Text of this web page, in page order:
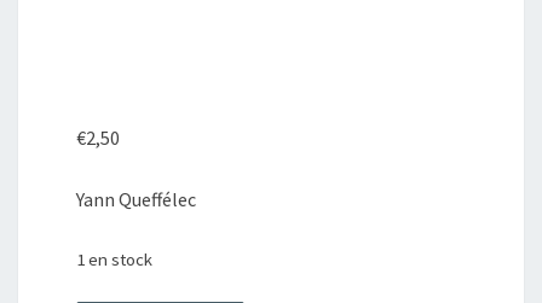
€2,50
Yann Queffélec
1 en stock